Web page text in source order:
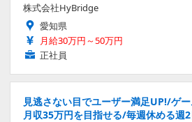
株式会社HyBridge
愛知県
月給30万円～50万円
正社員
見逃さない目でユーザー満足UP!/ゲ
月収35万円を目指せる/毎週休める週